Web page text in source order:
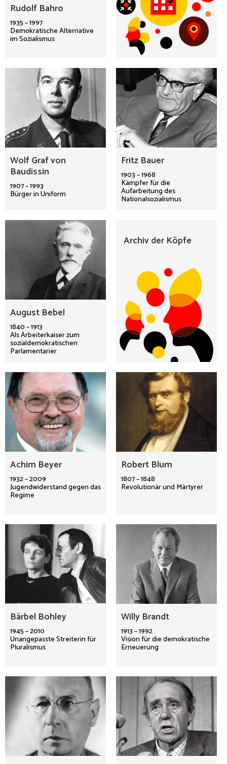
Rudolf Bahro
1935 – 1997
Demokratische Alternative
im Sozialismus
Wolf Graf von
Baudissin
1907 – 1993
Bürger in Uniform
Fritz Bauer
1903 – 1968
Kämpfer für die
Aufarbeitung des
Nationalsozialismus
August Bebel
1840 – 1913
Als Arbeiterkaiser zum
sozialdemokratischen
Parlamentarier
Archiv der Köpfe
Achim Beyer
1932 – 2009
Jugendwiderstand gegen das
Regime
Robert Blum
1807 – 1848
Revolutionär und Märtyrer
Bärbel Bohley
1945 – 2010
Unangepasste Streiterin für
Pluralismus
Willy Brandt
1913 – 1992
Vision für die demokratische
Erneuerung